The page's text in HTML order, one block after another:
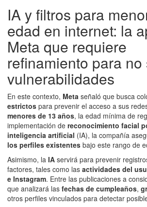
IA y filtros para
edad en internet: la
Meta que requiere
refinamiento para no
vulnerabilidades
En este contexto, Meta señaló que busca
estrictos para prevenir el acceso a sus
menores de 13 años, la edad mínima de
implementación de reconocimiento facial
inteligencia artificial (IA), la compañía
los perfiles existentes bajo este rango de
Asimismo, la IA servirá para prevenir
factores, tales como las actividades del
e Instagram. Entre las publicaciones a
que analizará las fechas de cumpleaños,
otros perfiles vinculados para detectar